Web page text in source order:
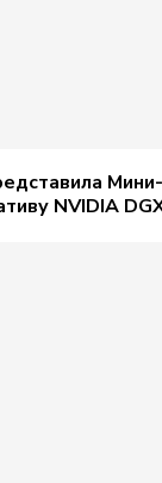
NVIDIA